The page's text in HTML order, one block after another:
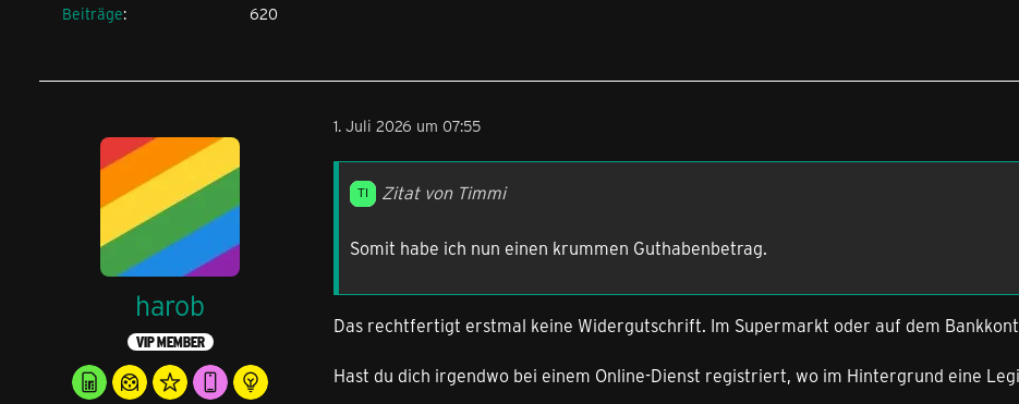
Beiträge
620
harob
VIP MEMBER
1. Juli 2026 um 07:55
Zitat von Timmi
Somit habe ich nun einen krummen Guthabenbetrag.
Das rechtfertigt erstmal keine Widergutschrift. Im Supermarkt oder auf dem
Hast du dich irgendwo bei einem Online-Dienst registriert, wo im Hintergrund eine